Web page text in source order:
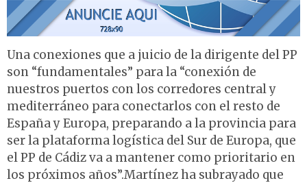
Una conexiones que a juicio de la dirigente del PP
son “fundamentales” para la “conexión de
nuestros puertos con los corredores central y
mediterráneo para conectarlos con el resto de
España y Europa, preparando a la provincia para
ser la plataforma logística del Sur de Europa, que
el PP de Cádiz va a mantener como prioritario en
los próximos años”.Martínez ha subrayado que